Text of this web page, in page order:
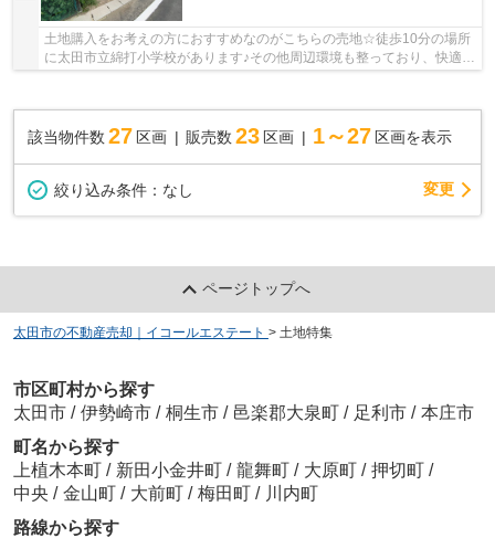
土地購入をお考えの方におすすめなのがこちらの売地☆徒歩10分の場所
に太田市立綿打小学校があります♪その他周辺環境も整っており、快適な
該当物件数 27 区画 販売数 23 区画 1～27 区画を表示
絞り込み条件： なし 変更
ページトップへ
太田市の不動産売却｜イコールエステート > 土地特集
市区町村から探す
太田市 / 伊勢崎市 / 桐生市 / 邑楽郡大泉町 / 足利市 / 本庄市
町名から探す
上植木本町 / 新田小金井町 / 龍舞町 / 大原町 / 押切町 /
中央 / 金山町 / 大前町 / 梅田町 / 川内町
路線から探す